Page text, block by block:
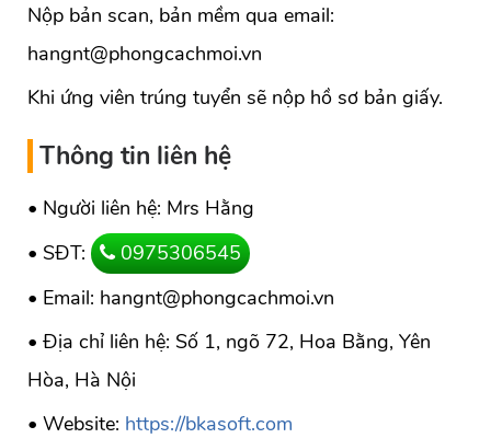
Nộp bản scan, bản mềm qua email:
hangnt@phongcachmoi.vn
Khi ứng viên trúng tuyển sẽ nộp hồ sơ bản giấy.
Thông tin liên hệ
• Người liên hệ: Mrs Hằng
• SĐT:
0975306545
• Email: hangnt@phongcachmoi.vn
• Địa chỉ liên hệ: Số 1, ngõ 72, Hoa Bằng, Yên
Hòa, Hà Nội
• Website: https://bkasoft.com